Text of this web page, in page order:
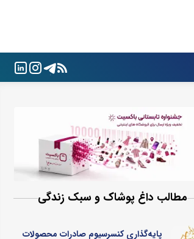
مطالب داغ پوشاک و سبک زندگی
پایه‌گذاری کنسرسیوم صادرات محصولات